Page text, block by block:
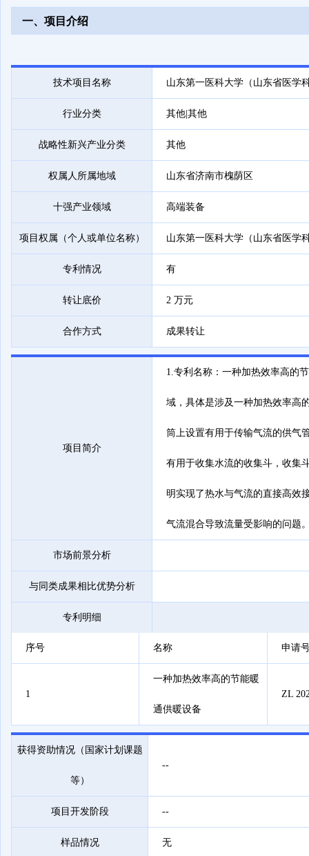
一、项目介绍
技术项目名称 山东第一医科大学（山东省医学
行业分类 其他|其他
战略性新兴产业分类 其他
权属人所属地域 山东省济南市槐荫区
十强产业领域 高端装备
项目权属（个人或单位名称） 山东第一医科大学（山东省医学
专利情况 有
转让底价 2 万元
合作方式 成果转让
项目简介
1.专利名称：一种加热效率高的
域，具体是涉及一种加热效率高
筒上设置有用于传输气流的供气
有用于收集水流的收集斗，收集
明实现了热水与气流的直接高效
气流混合导致流量受影响的问题
市场前景分析
与同类成果相比优势分析
专利明细
序号 名称 申请
1
一种加热效率高的节能暖
通供暖设备
ZL
获得资助情况（国家计划课题
等）
--
项目开发阶段 --
样品情况 无